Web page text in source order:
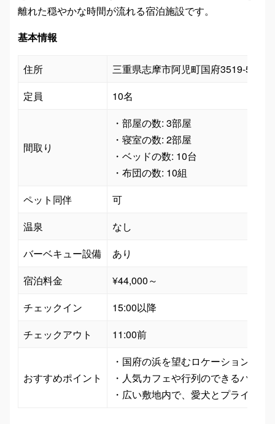
離れた穏やかな時間が流れる宿泊施設です。
基本情報
住所
三重県志摩市阿児町国府3519-56
定員
10名
間取り
・部屋の数: 3部屋
・寝室の数: 2部屋
・ベッドの数: 10台
・布団の数: 10組
ペット同伴
可
温泉
なし
バーベキュー設備
あり
宿泊料金
¥44,000～
チェックイン
15:00以降
チェックアウト
11:00前
おすすめポイント
・国府の浜を望むロケーションで
・人気カフェや行列のできるパン
・広い敷地内で、愛犬とプライベ